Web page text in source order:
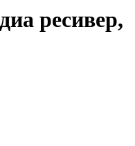
ресивер,